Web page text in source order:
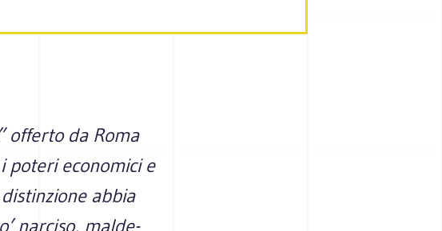
offerto da Roma
poteri eco­no­mici e
abbia
nar­ciso, mal­de­